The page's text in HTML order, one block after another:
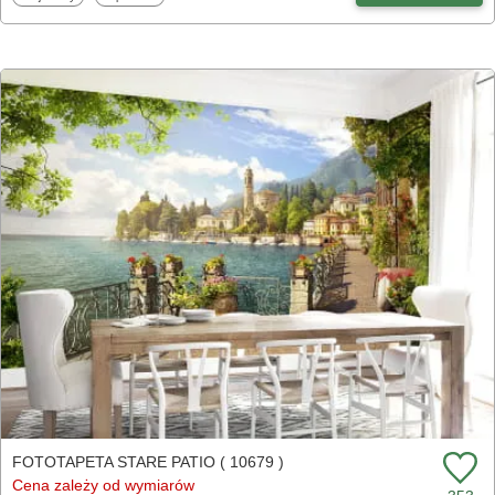
FOTOTAPETA STARE PATIO ( 10679 )
Cena zależy od wymiarów